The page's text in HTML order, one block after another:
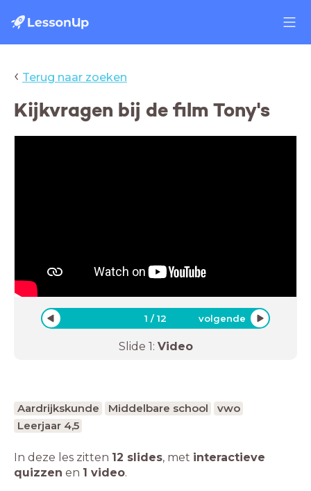
‹ Terug naar zoeken
Kijkvragen bij de film Tony's
1 /12 volgende
Slide 1: Video
Aardrijkskunde Middelbare school
vwo
Leerjaar 4,5
In deze les zitten 12 slides, met interactieve
quizzen en 1 video.